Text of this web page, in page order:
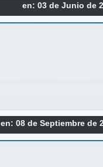
en: 03 de Junio de
en: 08 de Septiembre de